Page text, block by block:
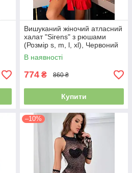
Вишуканий жіночий атласний
халат "Sirens" з рюшами
(Розмір s, m, l, xl), Червоний
В наявності
774 ₴ 860 ₴
Купити
–10%